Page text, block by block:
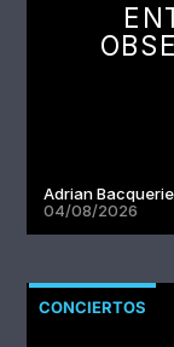
Adrian Bacquerie
04/08/2026
CONCIERTOS